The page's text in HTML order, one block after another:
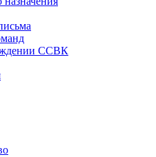
ССВК